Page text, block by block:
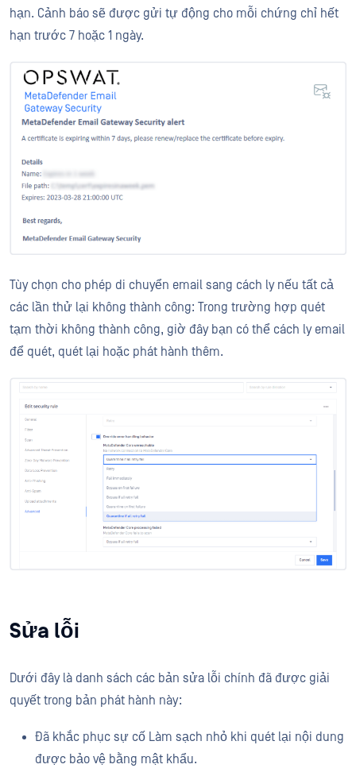
hạn. Cảnh báo sẽ được gửi tự động cho mỗi chứng chỉ hết
hạn trước 7 hoặc 1 ngày.
Tùy chọn cho phép di chuyển email sang cách ly nếu tất cả
các lần thử lại không thành công: Trong trường hợp quét
tạm thời không thành công, giờ đây bạn có thể cách ly email
để quét, quét lại hoặc phát hành thêm.
Sửa lỗi
Dưới đây là danh sách các bản sửa lỗi chính đã được giải
quyết trong bản phát hành này:
Đã khắc phục sự cố Làm sạch nhỏ khi quét lại nội dung
được bảo vệ bằng mật khẩu.